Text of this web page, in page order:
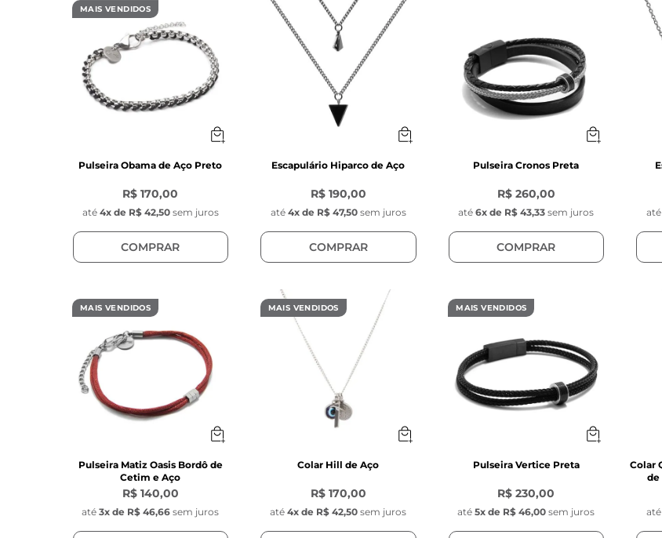
MAIS VENDIDOS
Pulseira Obama de Aço Preto
R$ 170,00
até 4x de R$ 42,50 sem juros
COMPRAR
Escapulário Hiparco de Aço
R$ 190,00
até 4x de R$ 47,50 sem juros
COMPRAR
Pulseira Cronos Preta
R$ 260,00
até 6x de R$ 43,33 sem juros
COMPRAR
até
MAIS VENDIDOS
Pulseira Matiz Oasis Bordô de
Cetim e Aço
R$ 140,00
até 3x de R$ 46,66 sem juros
MAIS VENDIDOS
Colar Hill de Aço
R$ 170,00
até 4x de R$ 42,50 sem juros
MAIS VENDIDOS
Pulseira Vertice Preta
R$ 230,00
até 5x de R$ 46,00 sem juros
Colar
de
até